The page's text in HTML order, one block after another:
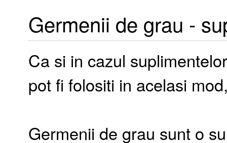
Germenii de grau -
Ca si in cazul
pot fi folositi in acelasi
Germenii de grau sunt o